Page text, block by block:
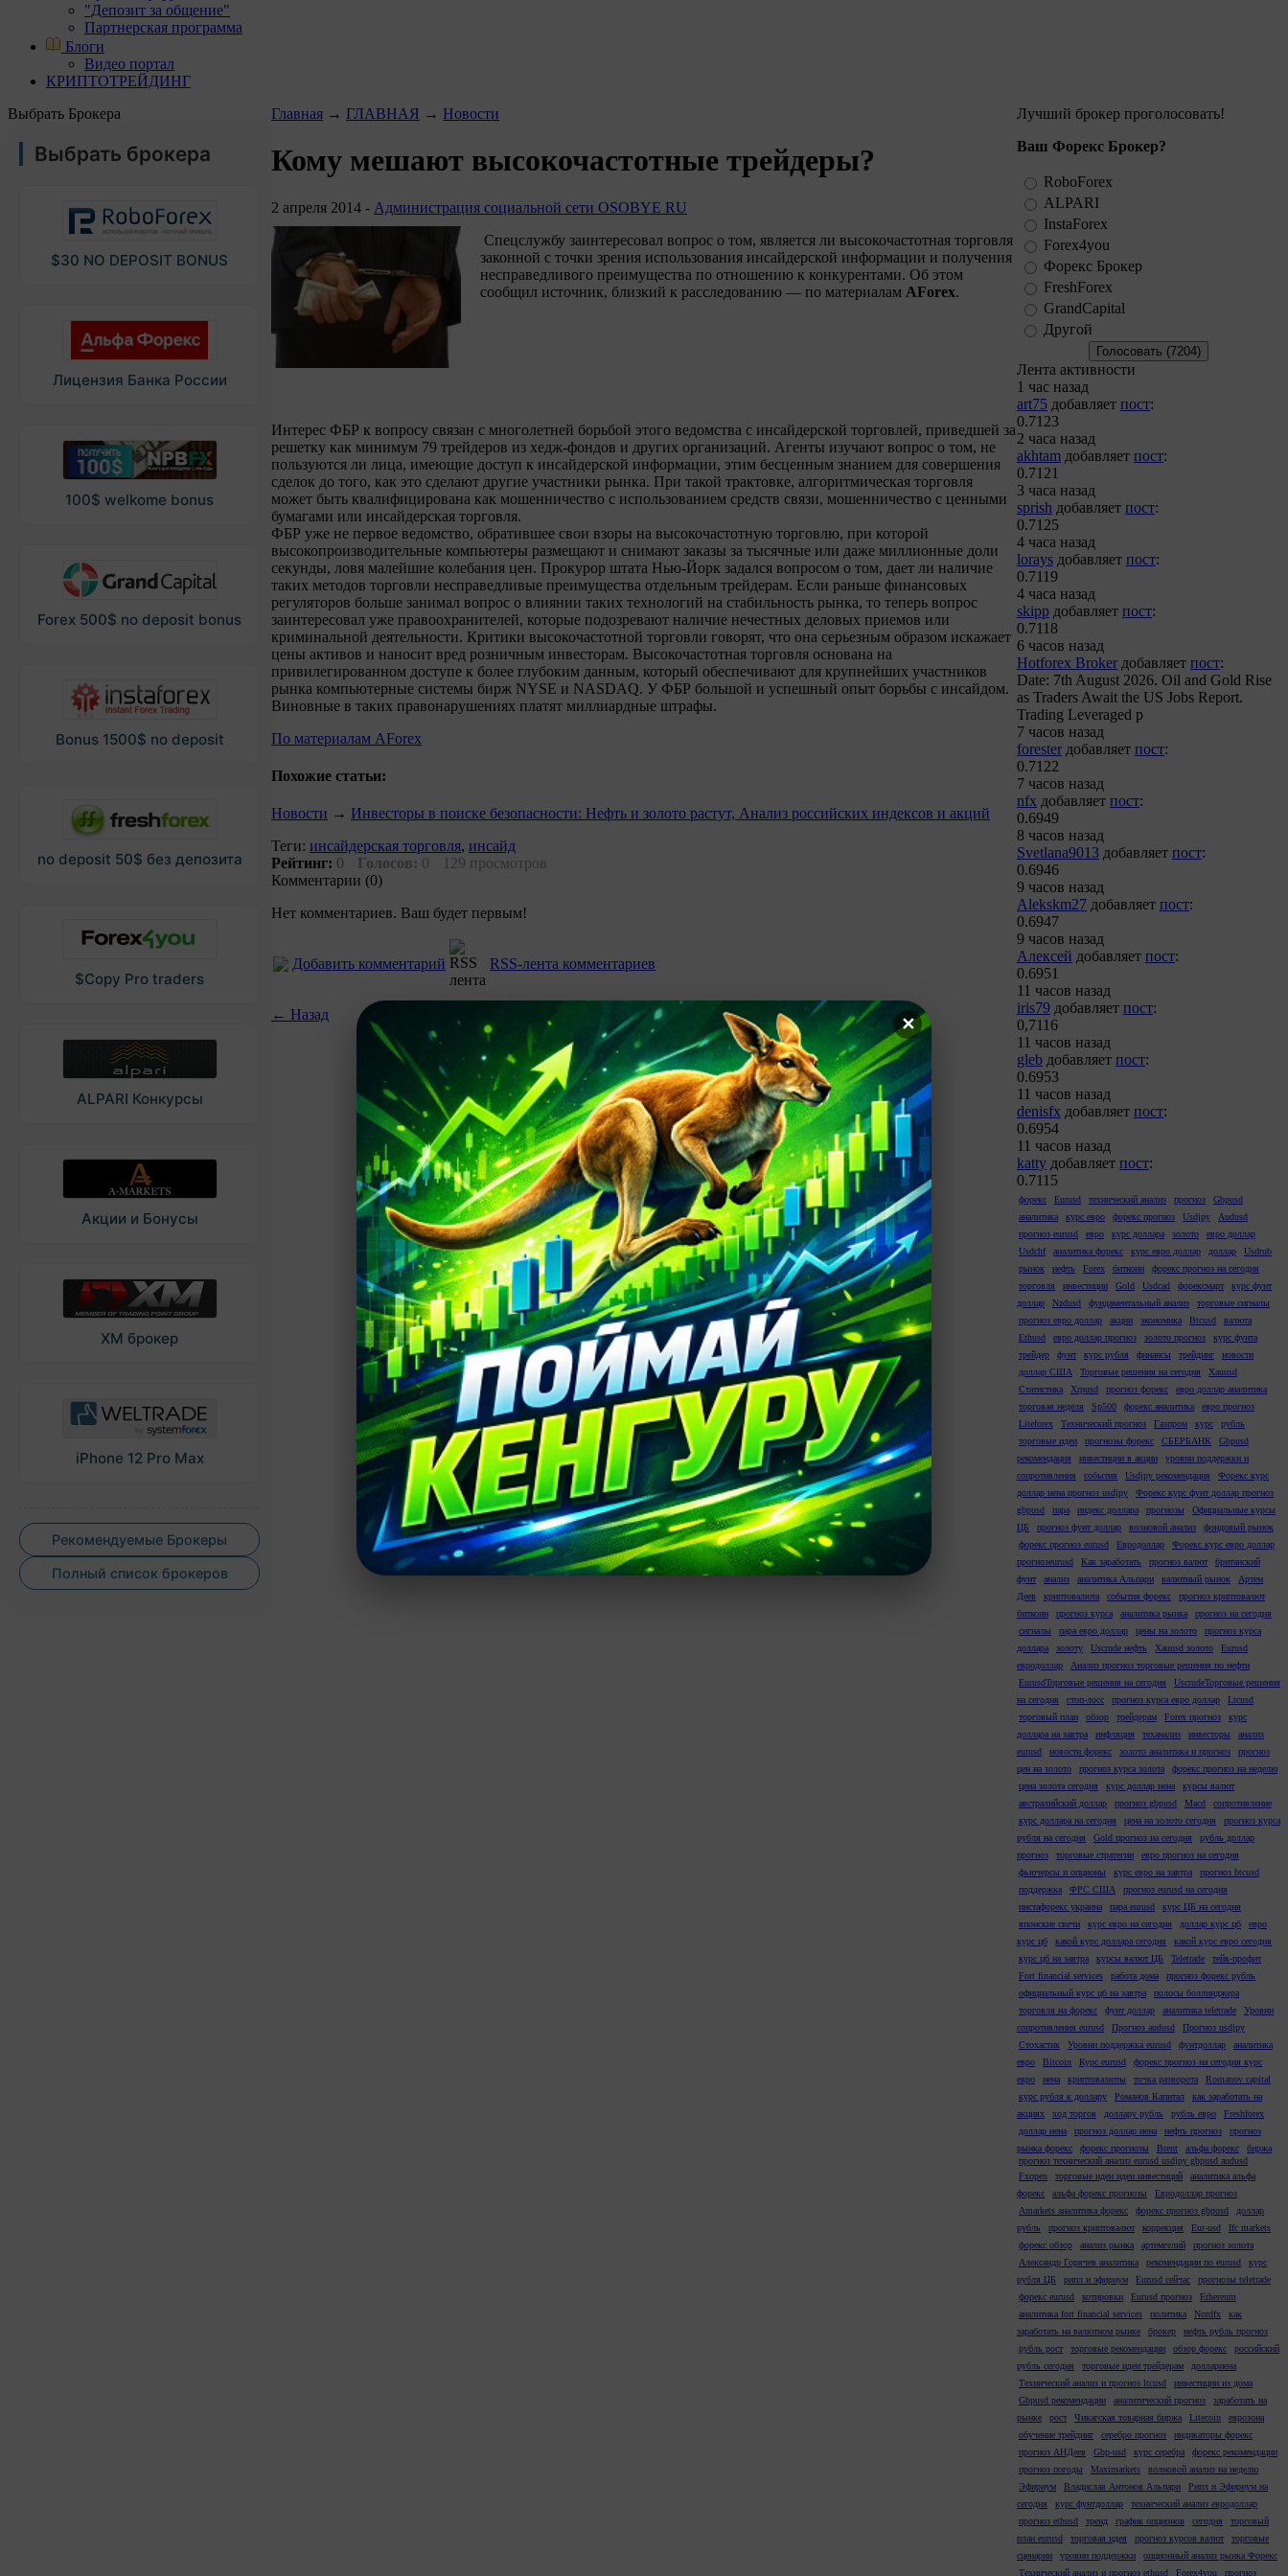
"Депозит за общение"
Партнерская программа
Блоги
Видео портал
КРИПТОТРЕЙДИНГ
Выбрать Брокера
Выбрать брокера
$30 NO DEPOSIT BONUS
Лицензия Банка России
100$ welkome bonus
Forex 500$ no deposit bonus
Bonus 1500$ no deposit
no deposit 50$ без депозита
$Copy Pro traders
ALPARI Конкурсы
Акции и Бонусы
XM брокер
iPhone 12 Pro Max
Рекомендуемые Брокеры
Полный список брокеров
Главная → ГЛАВНАЯ → Новости
Кому мешают высокочастотные трейдеры?
2 апреля 2014 - Администрация социальной сети OSOBYE RU
Спецслужбу заинтересовал вопрос о том, является ли высокочастотная торговля
законной с точки зрения использования инсайдерской информации и получения
несправедливого преимущества по отношению к конкурентами. Об этом
сообщил источник, близкий к расследованию — по материалам AForex.
Интерес ФБР к вопросу связан с многолетней борьбой этого ведомства с инсайдерской торговлей, приведшей за
решетку как минимум 79 трейдеров из хедж-фондов и других организаций. Агенты изучают вопрос о том, не
пользуются ли лица, имеющие доступ к инсайдерской информации, этим бесценным знанием для совершения
сделок до того, как это сделают другие участники рынка. При такой трактовке, алгоритмическая торговля
может быть квалифицирована как мошенничество с использованием средств связи, мошенничество с ценными
бумагами или инсайдерская торговля.
ФБР уже не первое ведомство, обратившее свои взоры на высокочастотную торговлю, при которой
высокопроизводительные компьютеры размещают и снимают заказы за тысячные или даже миллионные доли
секунды, ловя малейшие колебания цен. Прокурор штата Нью-Йорк задался вопросом о том, дает ли наличие
таких методов торговли несправедливые преимущества отдельным трейдерам. Если раньше финансовых
регуляторов больше занимал вопрос о влиянии таких технологий на стабильность рынка, то теперь вопрос
заинтересовал уже правоохранителей, которые подозревают наличие нечестных деловых приемов или
криминальной деятельности. Критики высокочастотной торговли говорят, что она серьезным образом искажает
цены активов и наносит вред розничным инвесторам. Высокочастотная торговля основана на
привилегированном доступе к более глубоким данным, который обеспечивают для крупнейших участников
рынка компьютерные системы бирж NYSE и NASDAQ. У ФБР большой и успешный опыт борьбы с инсайдом.
Виновные в таких правонарушениях платят миллиардные штрафы.
По материалам AForex
Похожие статьи:
Новости → Инвесторы в поиске безопасности: Нефть и золото растут, Анализ российских индексов и акций
Теги: инсайдерская торговля, инсайд
Рейтинг: 0 Голосов: 0
129 просмотров
Комментарии (0)
Нет комментариев. Ваш будет первым!
Добавить комментарий RSS-лента комментариев
← Назад
Лучший брокер проголосовать!
Ваш Форекс Брокер?
RoboForex
ALPARI
InstaForex
Forex4you
Форекс Брокер
FreshForex
GrandCapital
Другой
Лента активности
1 час назад
art75 добавляет пост:
0.7123
2 часа назад
akhtam добавляет пост:
0.7121
3 часа назад
sprish добавляет пост:
0.7125
4 часа назад
lorays добавляет пост:
0.7119
4 часа назад
skipp добавляет пост:
0.7118
6 часов назад
Hotforex Broker добавляет пост:
Date: 7th August 2026. Oil and Gold Rise
as Traders Await the US Jobs Report.
Trading Leveraged p
7 часов назад
forester добавляет пост:
0.7122
7 часов назад
nfx добавляет пост:
0.6949
8 часов назад
Svetlana9013 добавляет пост:
0.6946
9 часов назад
Alekskm27 добавляет пост:
0.6947
9 часов назад
Алексей добавляет пост:
0.6951
11 часов назад
iris79 добавляет пост:
0,7116
11 часов назад
gleb добавляет пост:
0.6953
11 часов назад
denisfx добавляет пост:
0.6954
11 часов назад
katty добавляет пост:
0.7115
форекс Eurusd технический анализ прогноз
Gbpusd
аналитика
курс евро форекс прогноз Usdjpy
Audusd
прогноз eurusd
евро курс доллара золото
евро доллар
Usdchf
аналитика форекс курс евро доллар доллар
Usdrub
рынок
нефть Forex биткоин
форекс прогноз на сегодня
торговля
инвестиции Gold Usdcad форексмарт
курс фунт
доллар
Nzdusd фундаментальный анализ
торговые сигналы
прогноз евро доллар
акции экономика Btcusd
валюта
Ethusd
евро доллар прогноз золото прогноз
курс фунта
трейдер
фунт курс рубля финансы трейдинг
новости
доллар США
Торговые решения на сегодня
Xauusd
Статистика
Xrpusd прогноз форекс
евро доллар аналитика
торговая неделя
Sp500 форекс аналитика
евро прогноз
Liteforex
Технический прогноз Газпром курс
рубль
торговые идеи
прогнозы форекс СБЕРБАНК
Gbpusd
рекомендация
инвестиции в акции
уровни поддержки и
сопротивления
события Usdjpy рекомендация
Форекс курс
доллар иена прогноз usdjpy
Форекс курс фунт доллар прогноз
gbpusd
пара индекс доллара прогнозы
Официальные курсы
ЦБ
прогноз фунт доллар волновой анализ
фондовый рынок
форекс прогноз eurusd
Евродоллар
Форекс курс евро доллар
прогнозeurusd
Как заработать прогноз валют
британский
фунт
анализ аналитика Альпари валютный рынок
Артем
Деев
криптовалюта события форекс
прогноз криптовалют
биткоин
прогноз курса аналитика рынка
прогноз на сегодня
сигналы
пара евро доллар цены на золото
прогноз курса
доллара
золоту Uscrude нефть Xauusd золото
Eurusd
евродоллар
Анализ прогноз торговые решения по нефти
EurusdТорговые решения на сегодня
UscrudeТорговые решения
на сегодня
стоп-лосс прогноз курса евро доллар
Ltcusd
торговый план
обзор трейдерам Forex прогноз
курс
доллара на завтра
инфляция теханализ инвесторы
анализ
eurusd
новости форекс золото аналитика и прогноз
прогноз
цен на золото
прогноз курса золота
форекс прогноз на неделю
цена золота сегодня
курс доллар иена
курсы валют
австралийский доллар
прогноз gbpusd Macd
сопротивление
курс доллара на сегодня
цена на золото сегодня
прогноз курса
рубля на сегодня
Gold прогноз на сегодня
рубль доллар
прогноз
торговые стратегии
евро прогноз на сегодня
фьючерсы и опционы
курс евро на завтра
прогноз btcusd
поддержка
ФРС США
прогноз eurusd на сегодня
инстафорекс украина
пара eurusd
курс ЦБ на сегодня
японские свечи
курс евро на сегодня доллар курс цб
евро
курс цб
какой курс доллара сегодня
какой курс евро сегодня
курс цб на завтра
курсы валют ЦБ Teletrade
тейк-профит
Fort financial services
работа дома
прогноз форекс рубль
официальный курс цб на завтра
полосы боллинджера
торговля на форекс
фунт доллар аналитика teletrade
Уровни
сопротивления eurusd
Прогноз audusd
Прогноз usdjpy
Стохастик
Уровни поддержка eurusd фунтдоллар
аналитика
евро
Bitcoin Курс eurusd
форекс прогноз на сегодня курс
евро
иена криптовалюты точка разворота
Romanov capital
курс рубля к доллару
Романов Капитал
как заработать на
акциях
ход торгов доллару рубль рубль евро
Freshforex
доллар иена
прогноз доллар иена нефть прогноз
прогноз
рынка форекс
форекс прогнозы Brent альфа форекс
биржа
прогноз технический анализ eurusd usdjpy gbpusd audusd
Fxopen
торговые идеи идеи инвестиций
аналитика альфа
форекс
альфа форекс прогнозы
Евродоллар прогноз
Amarkets аналитика форекс
форекс прогноз gbpusd
доллар
рубль
прогноз криптовалют коррекция Eur-usd
Ifc markets
форекс обзор
анализ рынка артемгелий
прогноз золота
Александр Горячев аналитика
рекомендации по eurusd
курс
рубля ЦБ
рипл и эфириум Eurusd сейчас
прогнозы teletrade
форекс eurusd
котировки Eurusd прогноз
Ethereum
аналитика fort financial services
политика Nordfx
как
заработать на валютном рынке
брокер
нефть рубль прогноз
рубль рост
торговые рекомендации обзор форекс
российский
рубль сегодня
торговые идеи трейдерам
доллариена
Технический анализ и прогноз ltcusd
инвестиции из дома
Gbpusd рекомендации
аналитический прогноз
заработать на
рынке
рост Чикагская товарная биржа Litecoin
еврозона
обучение трейдинг
серебро прогноз
индикаторы форекс
прогноз АНДеев
Gbp-usd курс серебра
форекс рекомендации
прогноз погоды
Maximarkets
волновой анализ на неделю
Эфириум
Владислав Антонов Альпари
Рипл и Эфириум на
сегодня
курс фунтдоллар
технический анализ евродоллар
прогноз ethusd
тренд график опционов сегодня
торговый
план eurusd
торговая идея прогноз курсов валют
торговые
сценарии
уровни поддержки
опционный анализ рынка Форекс
Технический анализ и прогноз ethusd
Forex4you прогноз
✕